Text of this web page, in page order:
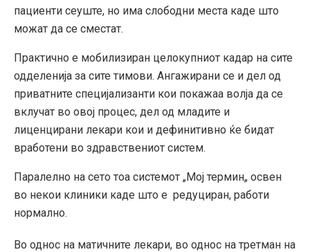
пациенти сеуште, но има слободни места каде што
можат да се сместат.
Практично е мобилизиран целокупниот кадар на сите
одделенија за сите тимови. Ангажирани се и дел од
приватните специјализанти кои покажаа волја да се
вклучат во овој процес, дел од младите и
лиценцирани лекари кои и дефинитивно ќе бидат
вработени во здравствениот систем.
Паралелно на сето тоа системот „Мој термин„ освен
во некои клиники каде што е редуциран, работи
нормално.
Во однос на матичните лекари, во однос на третман на